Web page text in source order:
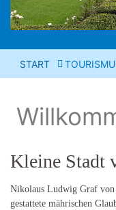
START
Kleine Stadt
Nikolaus Ludwig Graf
gestattete mährischen